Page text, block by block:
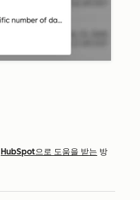
HubSpot으로 도움을 받는 방